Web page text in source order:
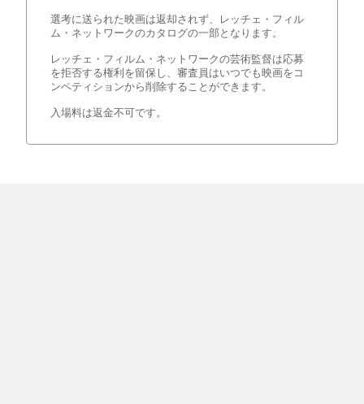
選考に送られた映画は返却されず、レッチェ・フィル
ム・ネットワークのカタログの一部となります。
レッチェ・フィルム・ネットワークの芸術監督は応募
を拒否する権利を留保し、審査員はいつでも映画をコ
ンペティションから削除することができます。
入場料は返金不可です。